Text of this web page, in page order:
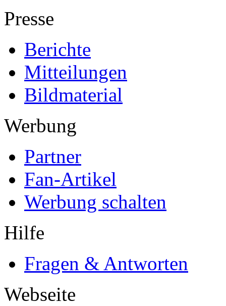
Presse
Berichte
Mitteilungen
Bildmaterial
Werbung
Partner
Fan-Artikel
Werbung schalten
Hilfe
Fragen & Antworten
Webseite